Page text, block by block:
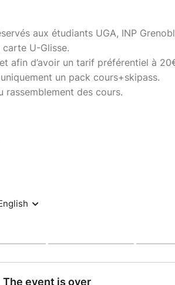
aux étudiants UGA, INP
U-Glisse.
afin d’avoir un tarif préférentiel à
un pack cours+skipass.
rassemblement des cours.